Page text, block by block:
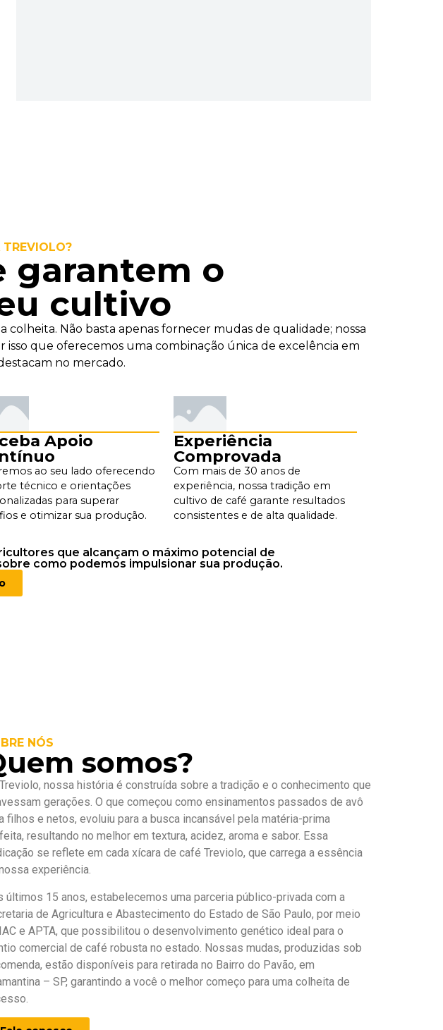
TREVIOLO?
garantem o
cultivo
Não basta apenas fornecer mudas de qualidade; nossa
isso que oferecemos uma combinação única de excelência em
no mercado.
Apoio
ao seu lado oferecendo
técnico e orientações
para superar
e otimizar sua produção.
Experiência
Comprovada
Com mais de 30 anos de
experiência, nossa tradição em
cultivo de café garante resultados
consistentes e de alta qualidade.
que alcançam o máximo potencial de
como podemos impulsionar sua produção.
NÓS
somos?
nossa história é construída sobre a tradição e o conhecimento que
gerações. O que começou como ensinamentos passados de avô
filhos e netos, evoluiu para a busca incansável pela matéria-prima
resultando no melhor em textura, acidez, aroma e sabor. Essa
se reflete em cada xícara de café Treviolo, que carrega a essência
experiência.
últimos 15 anos, estabelecemos uma parceria público-privada com a
de Agricultura e Abastecimento do Estado de São Paulo, por meio
e APTA, que possibilitou o desenvolvimento genético ideal para o
comercial de café robusta no estado. Nossas mudas, produzidas sob
estão disponíveis para retirada no Bairro do Pavão, em
– SP, garantindo a você o melhor começo para uma colheita de